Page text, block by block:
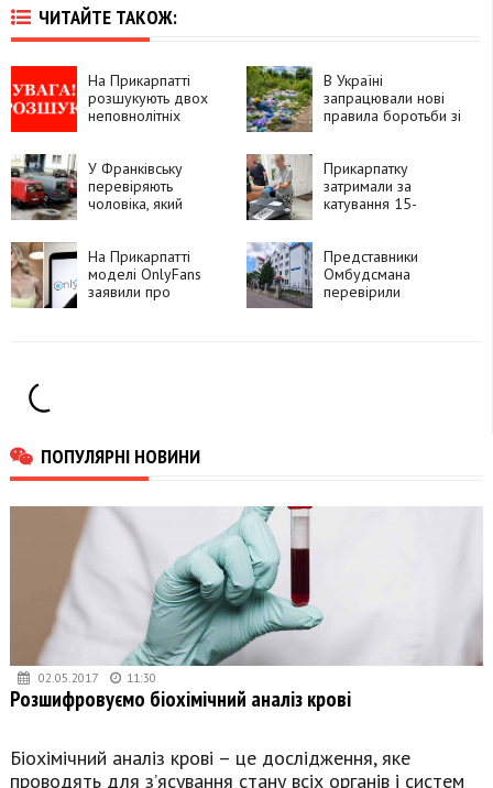
ЧИТАЙТЕ ТАКОЖ:
На Прикарпатті
розшукують двох
неповнолітніх
В Україні
запрацювали нові
правила боротьби зі
У Франківську
перевіряють
чоловіка, який
квартири
Прикарпатку
затримали за
катування 15-
На Прикарпатті
моделі OnlyFans
заявили про
Представники
Омбудсмана
перевірили
ПОПУЛЯРНІ НОВИНИ
02.05.2017 11:30
Розшифровуємо біохімічний аналіз крові
Біохімічний аналіз крові – це дослідження, яке
проводять для з’ясування стану всіх органів і систем